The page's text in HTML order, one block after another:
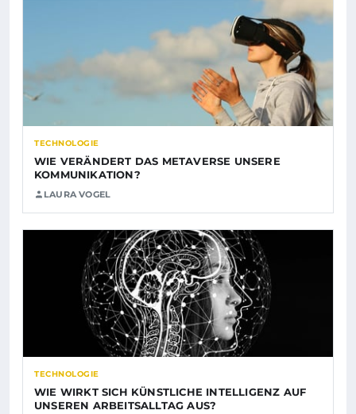
TECHNOLOGIE
WIE VERÄNDERT DAS METAVERSE UNSERE
KOMMUNIKATION?
LAURA VOGEL
TECHNOLOGIE
WIE WIRKT SICH KÜNSTLICHE INTELLIGENZ AUF
UNSEREN ARBEITSALLTAG AUS?